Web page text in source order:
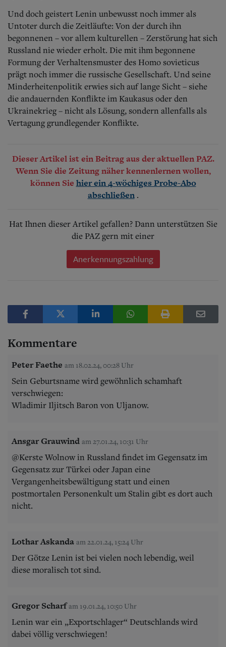
Und doch geistert Lenin unbewusst noch immer als
Untoter durch die Zeitläufte: Von der durch ihn
begonnenen – vor allem kulturellen – Zerstörung hat sich
Russland nie wieder erholt. Die mit ihm begonnene
Formung der Verhaltensmuster des Homo sovieticus
prägt noch immer die russische Gesellschaft. Und seine
Minderheitenpolitik erwies sich auf lange Sicht – siehe
die andauernden Konflikte im Kaukasus oder den
Ukrainekrieg – nicht als Lösung, sondern allenfalls als
Vertagung grundlegender Konflikte.
Dieser Artikel ist ein Beitrag aus der aktuellen PAZ.
Wenn Sie die Zeitung näher kennenlernen wollen,
können Sie hier ein 4-wöchiges Probe-Abo
abschließen .
Hat Ihnen dieser Artikel gefallen? Dann unterstützen Sie
die PAZ gern mit einer
Anerkennungszahlung
Kommentare
Peter Faethe am 18.02.24, 00:28 Uhr
Sein Geburtsname wird gewöhnlich schamhaft
verschwiegen:
Wladimir Iljitsch Baron von Uljanow.
Ansgar Grauwind am 27.01.24, 10:31 Uhr
@Kerste Wolnow in Russland findet im Gegensatz im
Gegensatz zur Türkei oder Japan eine
Vergangenheitsbewältigung statt und einen
postmortalen Personenkult um Stalin gibt es dort auch
nicht.
Lothar Askanda am 22.01.24, 15:24 Uhr
Der Götze Lenin ist bei vielen noch lebendig, weil
diese moralisch tot sind.
Gregor Scharf am 19.01.24, 10:50 Uhr
Lenin war ein „Exportschlager“ Deutschlands wird
dabei völlig verschwiegen!